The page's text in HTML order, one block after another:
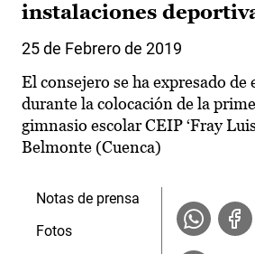
instalaciones
25 de Febrero de 2019
El consejero se ha expresado de
durante la colocación de la
gimnasio escolar CEIP ‘Fray
Belmonte (Cuenca)
Notas de prensa
Fotos